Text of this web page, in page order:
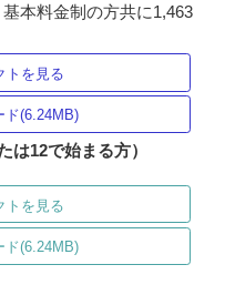
本料金制の方共に1,463
トを見る
ド(6.24MB)
は12で始まる方）
トを見る
ド(6.24MB)